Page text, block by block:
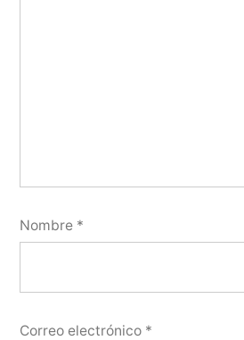
Nombre *
Correo electrónico *